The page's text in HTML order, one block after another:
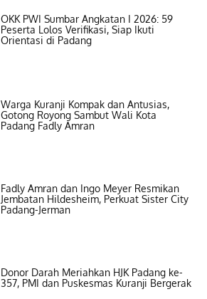
OKK PWI Sumbar Angkatan I 2026: 59
Peserta Lolos Verifikasi, Siap Ikuti
Orientasi di Padang
Warga Kuranji Kompak dan Antusias,
Gotong Royong Sambut Wali Kota
Padang Fadly Amran
Fadly Amran dan Ingo Meyer Resmikan
Jembatan Hildesheim, Perkuat Sister City
Padang-Jerman
Donor Darah Meriahkan HJK Padang ke-
357, PMI dan Puskesmas Kuranji Bergerak